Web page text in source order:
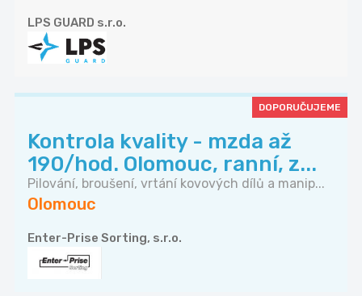
LPS GUARD s.r.o.
DOPORUČUJEME
Kontrola kvality - mzda až
190/hod. Olomouc, ranní, z...
Pilování, broušení, vrtání kovových dílů a manip...
Olomouc
Enter-Prise Sorting, s.r.o.